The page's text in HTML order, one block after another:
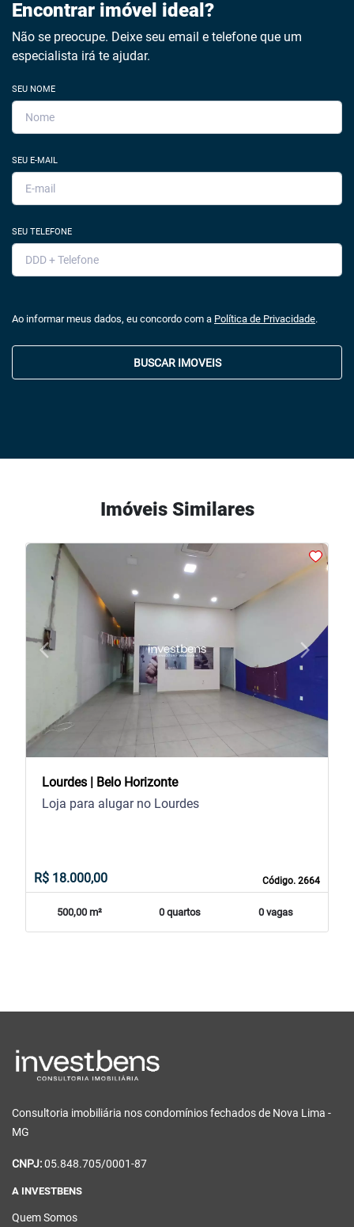
Encontrar imóvel ideal?
Não se preocupe. Deixe seu email e telefone que um
especialista irá te ajudar.
SEU NOME
SEU E-MAIL
SEU TELEFONE
Ao informar meus dados, eu concordo com a Política de Privacidade.
BUSCAR IMOVEIS
Imóveis Similares
arrow_back_iosPrevious arrow_forward_iosNext
Lourdes | Belo Horizonte
Código. 2664
Loja para alugar no Lourdes
R$ 18.000,00
500,00 m² 0 quartos 0 vagas
Consultoria imobiliária nos condomínios fechados de Nova Lima -
MG
CNPJ:05.848.705/0001-87
A INVESTBENS
Quem Somos